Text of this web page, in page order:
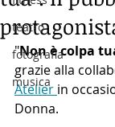
teatro
fotografia
musica
"Non è colpa
grazie alla
Atelier in
Donna.